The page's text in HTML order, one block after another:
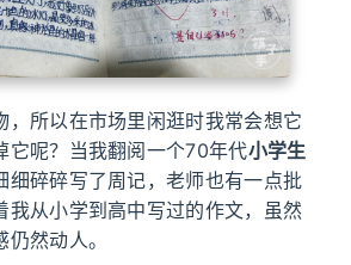
，所以在市场里闲逛时我常会想它
它呢？当我翻阅一个70年代小学生
细碎碎写了周记，老师也有一点批
我从小学到高中写过的作文，虽然
然动人。